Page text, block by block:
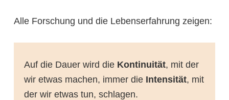
Alle Forschung und die Lebenserfahrung zeigen:
Auf die Dauer wird die Kontinuität, mit der
wir etwas machen, immer die Intensität, mit
der wir etwas tun, schlagen.